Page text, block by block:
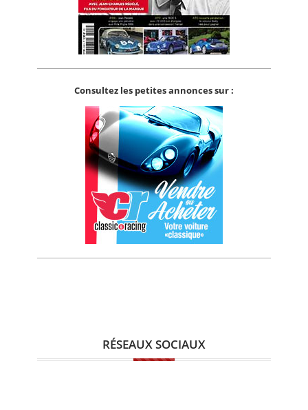
Consultez les petites annonces sur :
RÉSEAUX SOCIAUX